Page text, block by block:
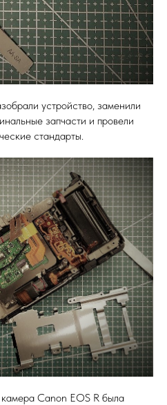
устройство, заменили
запчасти и провели
стандарты.
Canon EOS R была